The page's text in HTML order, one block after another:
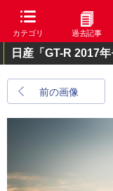
カテゴリ 過去記事
日産「GT-R 2017
前の画像